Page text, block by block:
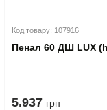
Код товару: 107916
Пенал 60 ДШ LUX
5.937 грн